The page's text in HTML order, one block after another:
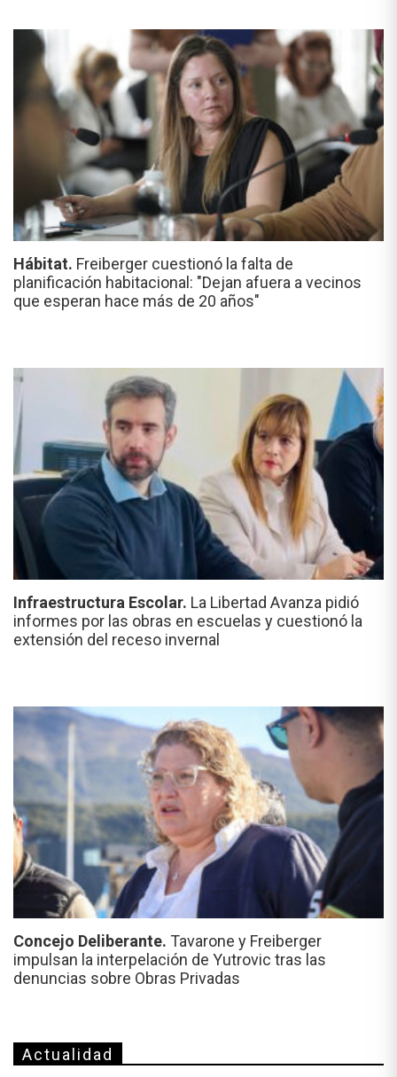
Hábitat. Freiberger cuestionó la falta de
planificación habitacional: "Dejan afuera a vecinos
que esperan hace más de 20 años"
Infraestructura Escolar. La Libertad Avanza pidió
informes por las obras en escuelas y cuestionó la
extensión del receso invernal
Concejo Deliberante. Tavarone y Freiberger
impulsan la interpelación de Yutrovic tras las
denuncias sobre Obras Privadas
Actualidad